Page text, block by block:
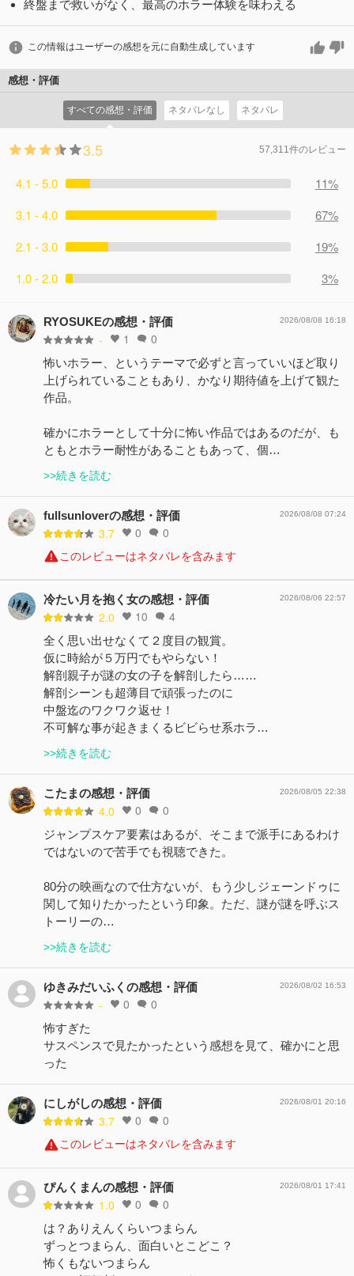
終盤まで救いがなく、最高のホラー体験を味わえる
この情報はユーザーの感想を元に自動生成しています
感想・評価
すべての感想・評価 ネタバレなし ネタバレ
3.5 57,311件のレビュー
4.1 - 5.0
11%
3.1 - 4.0
67%
2.1 - 3.0
19%
1.0 - 2.0
3%
RYOSUKEの感想・評価
- 1 0
2026/08/08 16:18
怖いホラー、というテーマで必ずと言っていいほど取り
上げられていることもあり、かなり期待値を上げて観た
作品。
確かにホラーとして十分に怖い作品ではあるのだが、も
ともとホラー耐性があることもあって、個…
>>続きを読む
fullsunloverの感想・評価
3.7 0 0
2026/08/08 07:24
このレビューはネタバレを含みます
冷たい月を抱く女の感想・評価
2.0 10 4
2026/08/06 22:57
全く思い出せなくて２度目の観賞。
仮に時給が５万円でもやらない！
解剖親子が謎の女の子を解剖したら……
解剖シーンも超薄目で頑張ったのに
中盤迄のワクワク返せ！
不可解な事が起きまくるビビらせ系ホラ…
>>続きを読む
こたまの感想・評価
4.0 0 0
2026/08/05 22:38
ジャンプスケア要素はあるが、そこまで派手にあるわけ
ではないので苦手でも視聴できた。
80分の映画なので仕方ないが、もう少しジェーンドゥに
関して知りたかったという印象。ただ、謎が謎を呼ぶス
トーリーの…
>>続きを読む
ゆきみだいふくの感想・評価
- 0 0
2026/08/02 16:53
怖すぎた
サスペンスで見たかったという感想を見て、確かにと思
った
にしがしの感想・評価
3.7 0 0
2026/08/01 20:16
このレビューはネタバレを含みます
ぴんくまんの感想・評価
1.0 0 0
2026/08/01 17:41
は？ありえんくらいつまらん
ずっとつまらん、面白いとこどこ？
怖くもないつまらん